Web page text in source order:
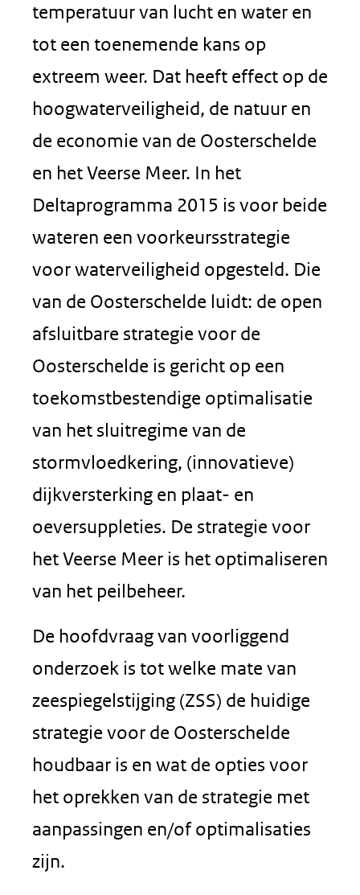
temperatuur van lucht en water en
tot een toenemende kans op
extreem weer. Dat heeft effect op de
hoogwaterveiligheid, de natuur en
de economie van de Oosterschelde
en het Veerse Meer. In het
Deltaprogramma 2015 is voor beide
wateren een voorkeursstrategie
voor waterveiligheid opgesteld. Die
van de Oosterschelde luidt: de open
afsluitbare strategie voor de
Oosterschelde is gericht op een
toekomstbestendige optimalisatie
van het sluitregime van de
stormvloedkering, (innovatieve)
dijkversterking en plaat- en
oeversuppleties. De strategie voor
het Veerse Meer is het optimaliseren
van het peilbeheer.
De hoofdvraag van voorliggend
onderzoek is tot welke mate van
zeespiegelstijging (ZSS) de huidige
strategie voor de Oosterschelde
houdbaar is en wat de opties voor
het oprekken van de strategie met
aanpassingen en/of optimalisaties
zijn.